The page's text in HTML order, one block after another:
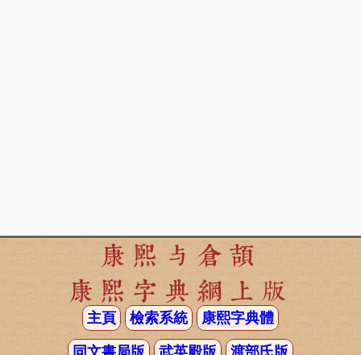
康熙与倉頡
康熙字典網上版
主頁 檢索系統 康熙字典體
同文書局版 武英殿版 渡部氏版